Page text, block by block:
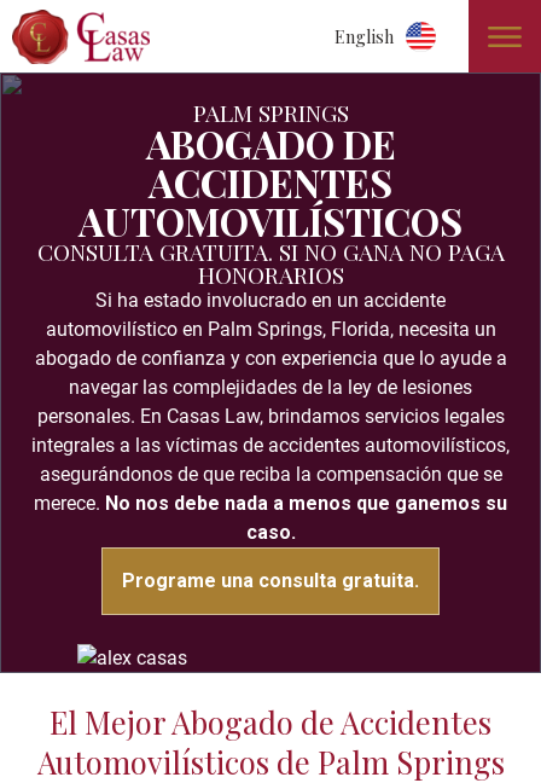
English
PALM SPRINGS
ABOGADO DE
ACCIDENTES
AUTOMOVILÍSTICOS
CONSULTA GRATUITA. SI NO GANA NO PAGA
HONORARIOS
Si ha estado involucrado en un accidente
automovilístico en Palm Springs, Florida, necesita un
abogado de confianza y con experiencia que lo ayude a
navegar las complejidades de la ley de lesiones
personales. En Casas Law, brindamos servicios legales
integrales a las víctimas de accidentes automovilísticos,
asegurándonos de que reciba la compensación que se
merece. No nos debe nada a menos que ganemos su
caso.
Programe una consulta gratuita.
El Mejor Abogado de Accidentes
Automovilísticos de Palm Springs